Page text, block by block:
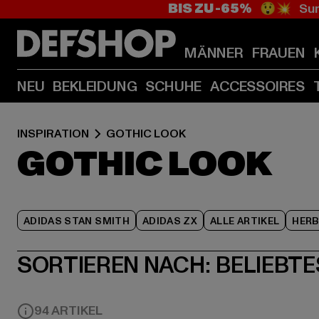
BIS ZU -65% 😲💥
MÄNNER FRAUEN
NEU BEKLEIDUNG SCHUHE ACCESSOIRES
INSPIRATION GOTHIC LOOK
GOTHIC LOOK
ADIDAS STAN SMITH ADIDAS ZX ALLE ARTIKEL
SORTIEREN NACH:
94 ARTIKEL